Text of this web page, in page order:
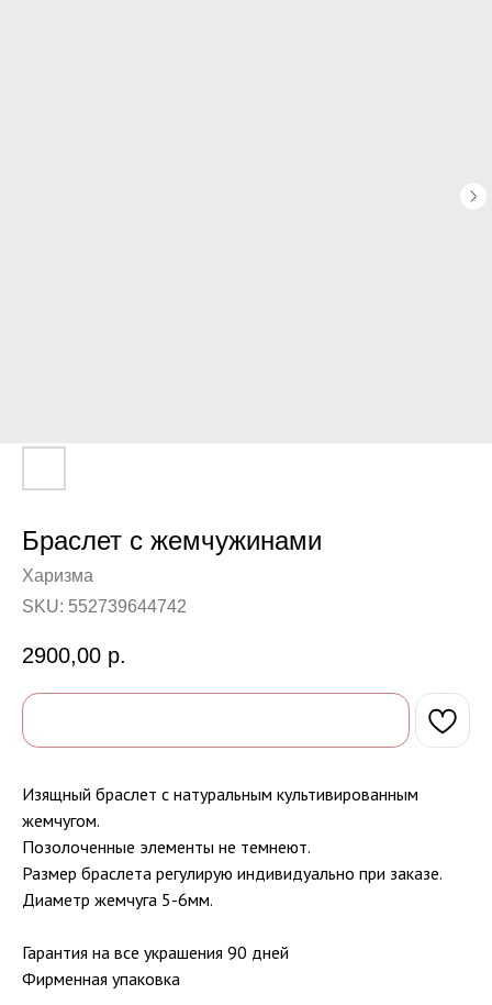
Браслет с жемчужинами
Харизма
SKU: 552739644742
2900,00 р.
Изящный браслет с натуральным культивированным
жемчугом.
Позолоченные элементы не темнеют.
Размер браслета регулирую индивидуально при заказе.
Диаметр жемчуга 5-6мм.
Гарантия на все украшения 90 дней
Фирменная упаковка